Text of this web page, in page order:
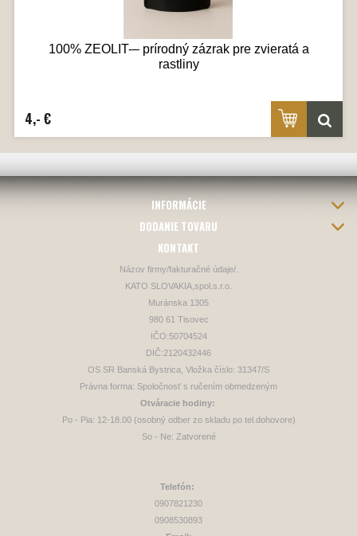
100% ZEOLIT-– prírodný zázrak pre zvieratá a
rastliny
4,- €
INFORMÁCIE
DODANIE TOVARU
KONTAKT
Názov firmy/fakturačné údaje/.
KATO SLOVAKIA,spol.s.r.o.
Muránska 1305
980 61 Tisovec
IČO:50704524
DIČ:2120432446
OS SR Banská Bystrica, Vložka číslo: 31347/S
Právna forma: Spoločnosť s ručením obmedzeným
Otváracie hodiny:
Po - Pia: 12-18.00 (osobný odber zo skladu po tel.dohovore)
So - Ne: Zatvorené
Telefón:
0907821230
0908530893